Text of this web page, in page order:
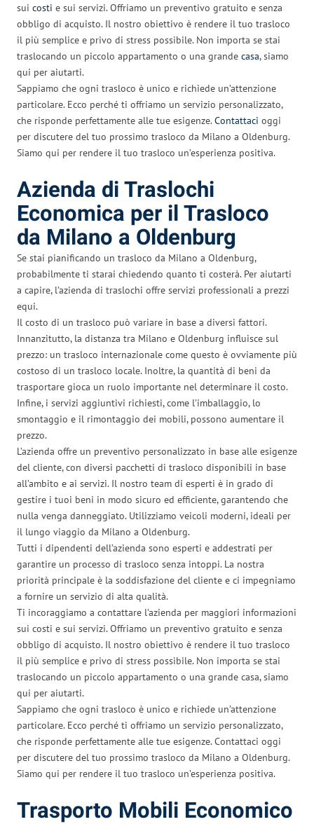
sui costi e sui servizi. Offriamo un preventivo gratuito e senza
obbligo di acquisto. Il nostro obiettivo è rendere il tuo trasloco
il più semplice e privo di stress possibile. Non importa se stai
traslocando un piccolo appartamento o una grande casa, siamo
qui per aiutarti.
Sappiamo che ogni trasloco è unico e richiede un’attenzione
particolare. Ecco perché ti offriamo un servizio personalizzato,
che risponde perfettamente alle tue esigenze.Contattaci oggi
per discutere del tuo prossimo trasloco da Milano a Oldenburg.
Siamo qui per rendere il tuo trasloco un’esperienza positiva.
Azienda di Traslochi
Economica per il Trasloco
da Milano a Oldenburg
Se stai pianificando un trasloco da Milano a Oldenburg,
probabilmente ti starai chiedendo quanto ti costerà. Per aiutarti
a capire, l’azienda di traslochi offre servizi professionali a prezzi
equi.
Il costo di un trasloco può variare in base a diversi fattori.
Innanzitutto, la distanza tra Milano e Oldenburg influisce sul
prezzo: un trasloco internazionale come questo è ovviamente più
costoso di un trasloco locale. Inoltre, la quantità di beni da
trasportare gioca un ruolo importante nel determinare il costo.
Infine, i servizi aggiuntivi richiesti, come l’imballaggio, lo
smontaggio e il rimontaggio dei mobili, possono aumentare il
prezzo.
L’azienda offre un preventivo personalizzato in base alle esigenze
del cliente, con diversi pacchetti di trasloco disponibili in base
all’ambito e ai servizi. Il nostro team di esperti è in grado di
gestire i tuoi beni in modo sicuro ed efficiente, garantendo che
nulla venga danneggiato. Utilizziamo veicoli moderni, ideali per
il lungo viaggio da Milano a Oldenburg.
Tutti i dipendenti dell’azienda sono esperti e addestrati per
garantire un processo di trasloco senza intoppi. La nostra
priorità principale è la soddisfazione del cliente e ci impegniamo
a fornire un servizio di alta qualità.
Ti incoraggiamo a contattare l’azienda per maggiori informazioni
sui costi e sui servizi. Offriamo un preventivo gratuito e senza
obbligo di acquisto. Il nostro obiettivo è rendere il tuo trasloco
il più semplice e privo di stress possibile. Non importa se stai
traslocando un piccolo appartamento o una grande casa, siamo
qui per aiutarti.
Sappiamo che ogni trasloco è unico e richiede un’attenzione
particolare. Ecco perché ti offriamo un servizio personalizzato,
che risponde perfettamente alle tue esigenze. Contattaci oggi
per discutere del tuo prossimo trasloco da Milano a Oldenburg.
Siamo qui per rendere il tuo trasloco un’esperienza positiva.
Trasporto Mobili Economico